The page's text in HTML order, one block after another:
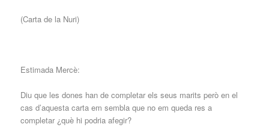
(Carta de la Nuri)
Estimada Mercè:
Diu que les dones han de completar els seus marits però en el
cas d’aquesta carta em sembla que no em queda res a
completar ¿què hi podria afegir?